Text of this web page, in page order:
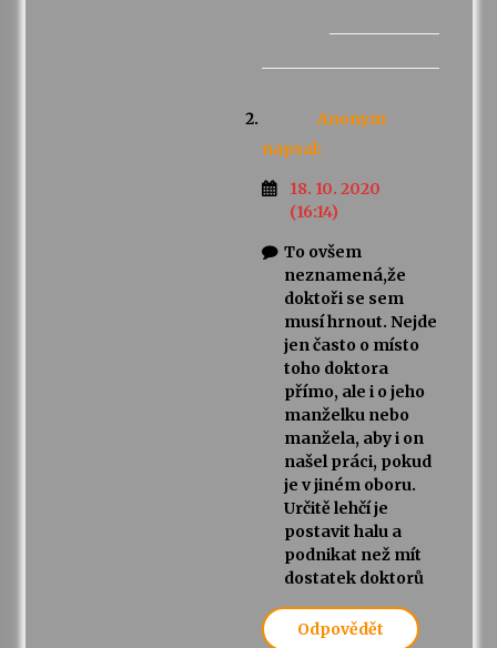
Anonym
napsal:
18. 10. 2020
(16:14)
To ovšem
neznamená,že
doktoři se sem
musí hrnout. Nejde
jen často o místo
toho doktora
přímo, ale i o jeho
manželku nebo
manžela, aby i on
našel práci, pokud
je v jiném oboru.
Určitě lehčí je
postavit halu a
podnikat než mít
dostatek doktorů
Odpovědět